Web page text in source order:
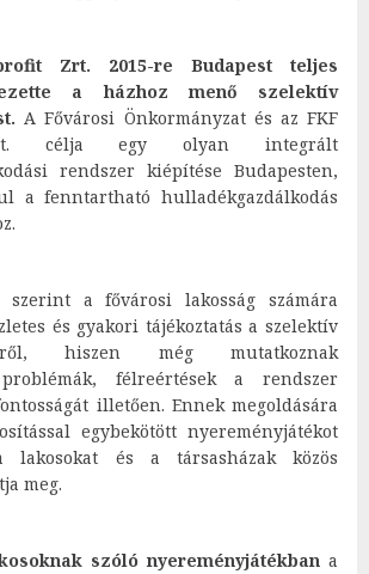
Zrt. 2015-re Budapest teljes
a házhoz menő szelektív
A Fővárosi Önkormányzat és az FKF
célja egy olyan integrált
rendszer kiépítése Budapesten,
a fenntartható hulladékgazdálkodás
szerint a fővárosi lakosság számára
és gyakori tájékoztatás a szelektív
hiszen még mutatkoznak
problémák, félreértések a rendszer
illetően. Ennek megoldására
egybekötött nyereményjátékot
és a társasházak közös
meg.
szóló nyereményjátékban a